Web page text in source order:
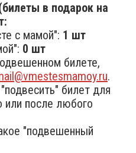
в подарок на
с мамой": 1 шт
0 шт
билете,
.
билет для
после любого
"подвешенный